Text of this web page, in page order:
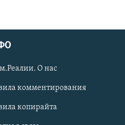
О нас
комментирования
копирайта